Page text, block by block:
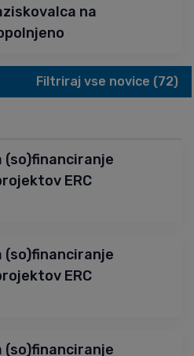
na
Filtriraj vse novice (72)
(so)financiranje
ERC
(so)financiranje
ERC
(so)financiranje